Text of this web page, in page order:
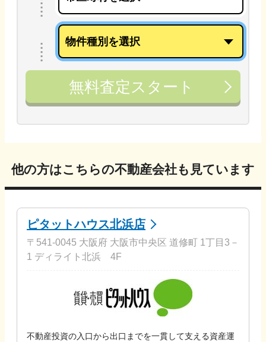
無料査定スタート
他の方はこちらの不動産会社も見ています
ピタットハウス北浜店
〒541-0045 大阪府 大阪市中央区 道修町 1丁目3－
1 ディライト北浜 4F
不動産投資の入口から出口までを一貫して支える資産運